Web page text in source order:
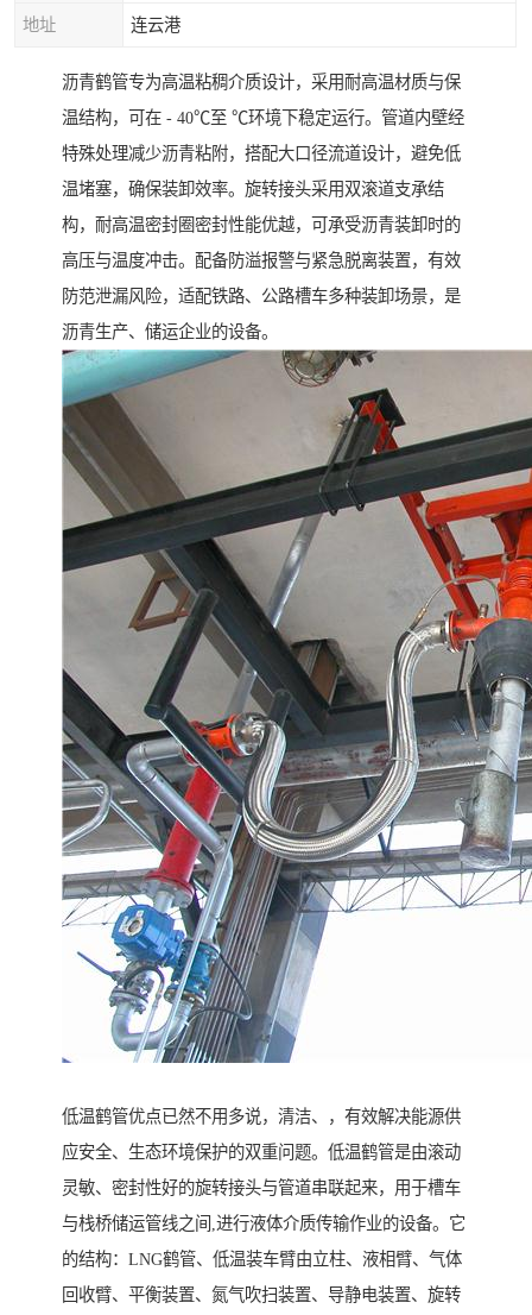
地址 连云港
沥青鹤管专为高温粘稠介质设计，采用耐高温材质与保
温结构，可在 - 40℃至 ℃环境下稳定运行。管道内壁经
特殊处理减少沥青粘附，搭配大口径流道设计，避免低
温堵塞，确保装卸效率。旋转接头采用双滚道支承结
构，耐高温密封圈密封性能优越，可承受沥青装卸时的
高压与温度冲击。配备防溢报警与紧急脱离装置，有效
防范泄漏风险，适配铁路、公路槽车多种装卸场景，是
沥青生产、储运企业的设备。
低温鹤管优点已然不用多说，清洁、，有效解决能源供
应安全、生态环境保护的双重问题。低温鹤管是由滚动
灵敏、密封性好的旋转接头与管道串联起来，用于槽车
与栈桥储运管线之间,进行液体介质传输作业的设备。它
的结构：LNG鹤管、低温装车臂由立柱、液相臂、气体
回收臂、平衡装置、氮气吹扫装置、导静电装置、旋转